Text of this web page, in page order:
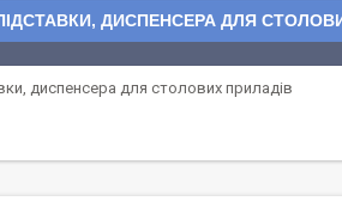
ДИСПЕНСЕРА ДЛЯ
диспенсера для столових приладів